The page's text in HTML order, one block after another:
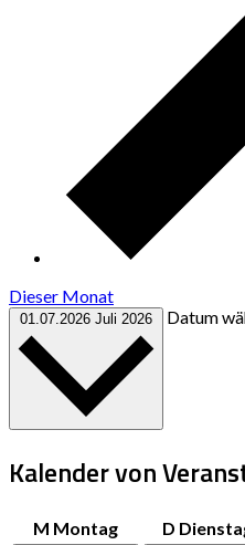
Dieser Monat
01.07.2026 Juli 2026 Datum
Kalender von
M Montag D